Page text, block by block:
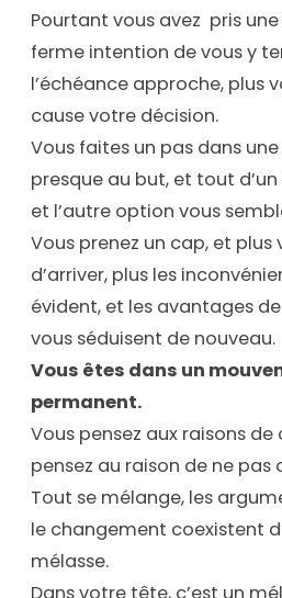
Pourtant vous avez pris
ferme intention de vous y
l’échéance approche, plus
cause votre décision.
Vous faites un pas dans
presque au but, et tout
et l’autre option vous
Vous prenez un cap, et plus
d’arriver, plus les
évident, et les avantages
vous séduisent de nouveau.
Vous êtes dans un
permanent.
Vous pensez aux raisons
pensez au raison de ne pas
Tout se mélange, les
le changement coexistent
mélasse.